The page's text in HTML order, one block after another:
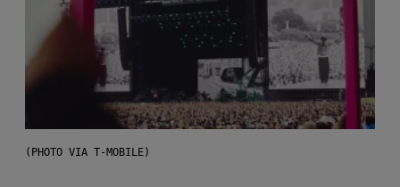
(PHOTO VIA T-MOBILE)